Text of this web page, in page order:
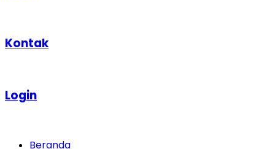
Kontak
Login
Beranda